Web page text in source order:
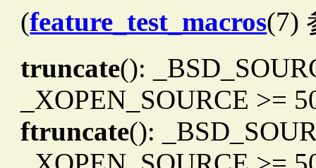
(feature_test_macros(7)
truncate():
_XOPEN_SOURCE >=
ftruncate():